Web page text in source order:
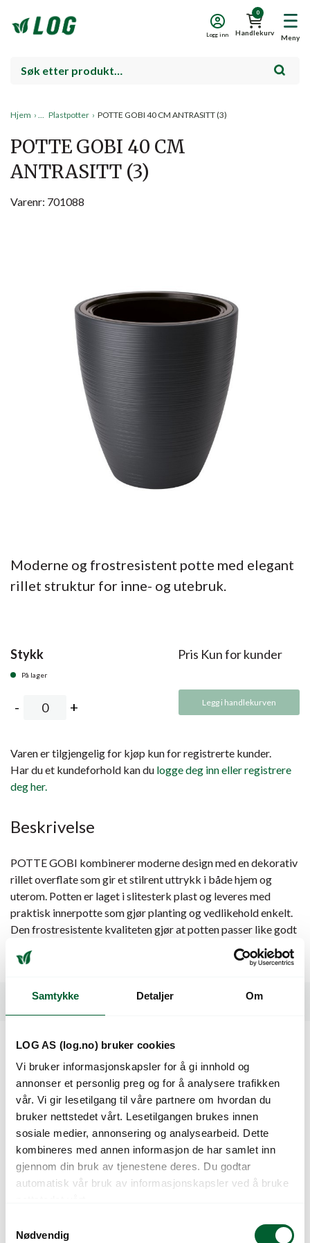
Samtykke Detaljer Om
LOG AS (log.no) bruker cookies
Vi bruker informasjonskapsler for å gi innhold og
annonser et personlig preg og for å analysere trafikken
vår. Vi gir lesetilgang til våre partnere om hvordan du
bruker nettstedet vårt. Lesetilgangen brukes innen
sosiale medier, annonsering og analysearbeid. Dette
kombineres med annen informasjon de har samlet inn
gjennom din bruk av tjenestene deres. Du godtar
automatisk vår bruk av informasjonskapsler ved å bruke
Nødvendig
Meny
0
Handlekurv
Logg inn
Hjem › Plastpotter › POTTE GOBI 40 CM ANTRASITT (3)
POTTE GOBI 40 CM
ANTRASITT (3)
Varenr: 701088
Moderne og frostresistent potte med elegant
rillet struktur for inne- og utebruk.
Stykk
På lager
Pris Kun for kunder
Legg i handlekurven
Varen er tilgjengelig for kjøp kun for registrerte kunder.
Har du et kundeforhold kan du logge deg inn eller registrere
deg her.
Beskrivelse
POTTE GOBI kombinerer moderne design med en dekorativ
rillet overflate som gir et stilrent uttrykk i både hjem og
uterom. Potten er laget i slitesterk plast og leveres med
praktisk innerpotte som gjør planting og vedlikehold enkelt.
Den frostresistente kvaliteten gjør at potten passer like godt
ute som inne gjennom hele sesongen. Leveres i fargen
antrasitt og finnes i størrelsene 30 og 40 cm.
Spesifikasjoner
Kunder så også på